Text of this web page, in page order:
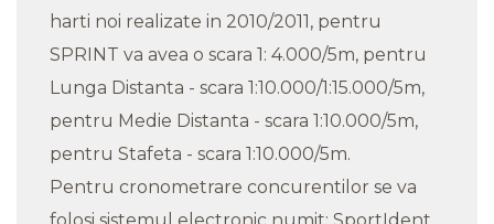
harti noi realizate in 2010/2011, pentru
SPRINT va avea o scara 1: 4.000/5m, pentru
Lunga Distanta - scara 1:10.000/1:15.000/5m,
pentru Medie Distanta - scara 1:10.000/5m,
pentru Stafeta - scara 1:10.000/5m.
Pentru cronometrare concurentilor se va